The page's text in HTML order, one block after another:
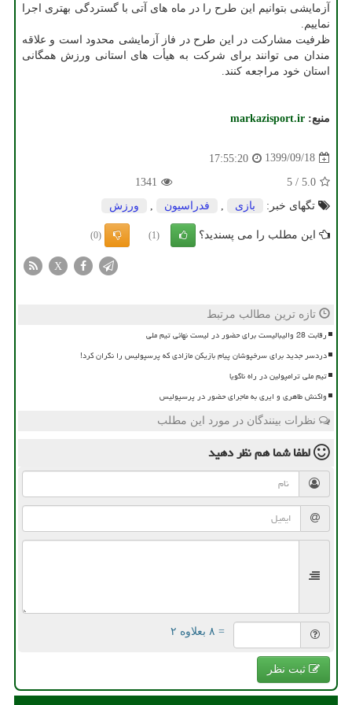
آزمایشی بتوانیم این طرح را در ماه های آتی با گستردگی بهتری اجرا
نماییم.
ظرفیت مشارکت در این طرح در فاز آزمایشی محدود است و علاقه
مندان می توانند برای شرکت به هیأت های استانی ورزش همگانی
استان خود مراجعه کنند.
منبع: markazisport.ir
1399/09/18
17:55:20
5.0
/
5
1341
تگهای خبر:
بازی فدراسیون ورزش
این مطلب را می پسندید؟ (1)
(0)
X
تازه ترین مطالب مرتبط
رقابت 28 والیبالیست برای حضور در لیست نهائی تیم ملی
دردسر جدید برای سرخپوشان پیام بازیکن مازادی که پرسپولیس را نگران کرد!
تیم ملی ترامپولین در راه ناگویا
واکنش طاهری و ایری به ماجرای حضور در پرسپولیس
نظرات بینندگان در مورد این مطلب
لطفا شما همنظر دهید
= ۸ بعلاوه ۲
ثبت نظر